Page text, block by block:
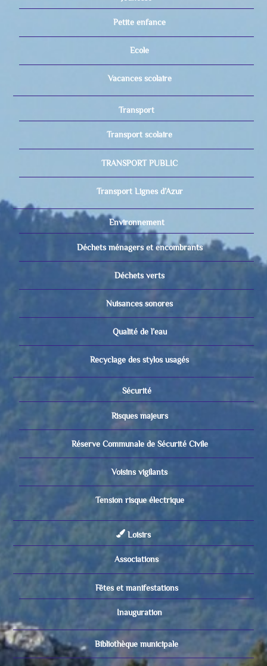
Petite enfance
Ecole
Vacances scolaire
Transport
Transport scolaire
TRANSPORT PUBLIC
Transport Lignes d’Azur
Environnement
Déchets ménagers et encombrants
Déchets verts
Nuisances sonores
Qualité de l’eau
Recyclage des stylos usagés
Sécurité
Risques majeurs
Réserve Communale de Sécurité Civile
Voisins vigilants
Tension risque électrique
Loisirs
Associations
Fêtes et manifestations
Inauguration
Bibliothèque municipale